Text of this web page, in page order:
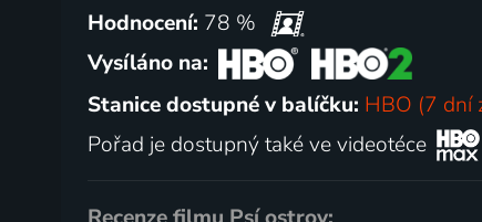
Hodnocení: 78 %
Vysíláno na:
Stanice dostupné v balíčku: HBO (7 dní
Pořad je dostupný také ve videotéce